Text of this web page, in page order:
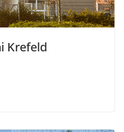
Krefeld